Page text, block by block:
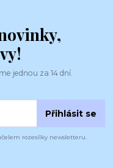
jednou za 14 dní.
Přihlásit se
rozesílky newsletteru.